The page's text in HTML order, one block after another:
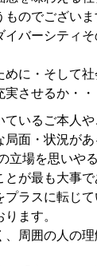
のでございま
イバーシティ
に・そして社
させるか・・
いるご本人
面・状況があ
立場を思いやる
とが最も大事
プラスに転じ
ます。
周囲の人の